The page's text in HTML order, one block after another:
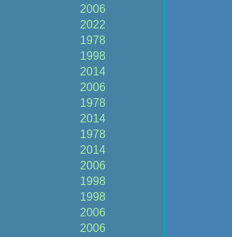
2006
2022
1978
1998
2014
2006
1978
2014
1978
2014
2006
1998
1998
2006
2006